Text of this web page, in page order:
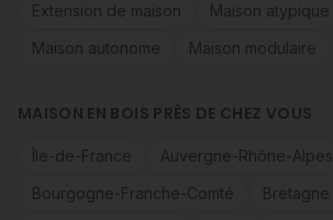
Extension de maison
Maison atypique
Maison autonome
Maison modulaire
MAISON EN BOIS PRÈS DE CHEZ VOUS
Île-de-France
Auvergne-Rhône-Alpes
Bourgogne-Franche-Comté
Bretagne